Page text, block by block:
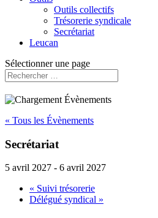
Outils collectifs
Trésorerie syndicale
Secrétariat
Leucan
Sélectionner une page
« Tous les Évènements
Secrétariat
5 avril 2027 - 6 avril 2027
« Suivi trésorerie
Délégué syndical »